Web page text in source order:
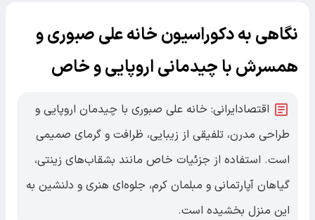
نگاهی به دکوراسیون خانه علی صبوری و
همسرش با چیدمانی اروپایی و خاص
اقتصادایرانی: خانه علی صبوری با چیدمان اروپایی و
طراحی مدرن، تلفیقی از زیبایی، ظرافت و گرمای صمیمی
است. استفاده از جزئیات خاص مانند بشقاب‌های زینتی،
گیاهان آپارتمانی و مبلمان کرم، جلوه‌ای هنری و دلنشین به
این منزل بخشیده است.